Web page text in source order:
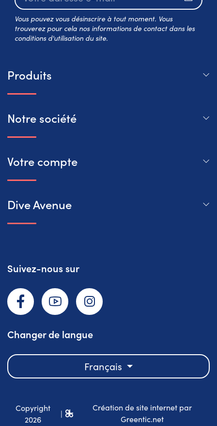
Vous pouvez vous désinscrire à tout moment. Vous
trouverez pour cela nos informations de contact dans les
conditions d'utilisation du site.
Produits
Notre société
Votre compte
Dive Avenue
Suivez-nous sur
Changer de langue
Français
Copyright
2026
|
Création de site internet par
Greentic.net